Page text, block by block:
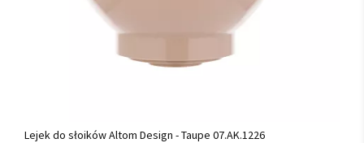
Lejek do słoików Altom Design - Taupe 07.AK.1226